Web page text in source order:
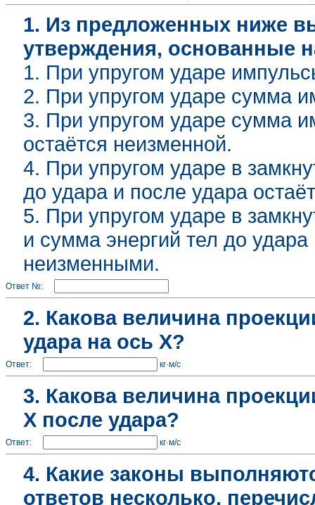
1. Из предложенных ниже
утверждения, основанные
1. При упругом ударе
2. При упругом ударе сумма
3. При упругом ударе сумма
остаётся неизменной.
4. При упругом ударе в
до удара и после удара
5. При упругом ударе в
и сумма энергий тел до
неизменными.
Ответ №:
2. Какова величина
удара на ось Х?
Ответ: кг·м/с
3. Какова величина
Х после удара?
Ответ: кг·м/с
4. Какие законы
ответов несколько,